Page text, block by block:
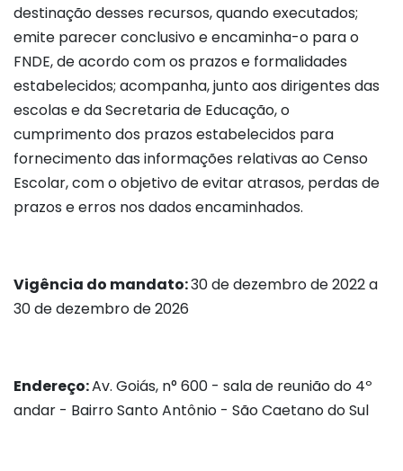
destinação desses recursos, quando executados;
emite parecer conclusivo e encaminha-o para o
FNDE, de acordo com os prazos e formalidades
estabelecidos; acompanha, junto aos dirigentes das
escolas e da Secretaria de Educação, o
cumprimento dos prazos estabelecidos para
fornecimento das informações relativas ao Censo
Escolar, com o objetivo de evitar atrasos, perdas de
prazos e erros nos dados encaminhados.
Vigência do mandato:30 de dezembro de 2022 a
30 de dezembro de 2026
Endereço:Av. Goiás, n° 600 - sala de reunião do 4º
andar - Bairro Santo Antônio - São Caetano do Sul